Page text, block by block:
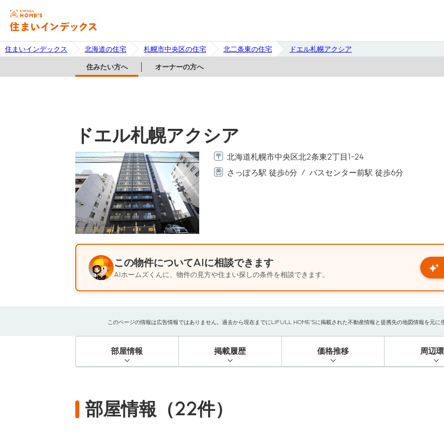
住まいインデックス 北海道の住宅 札幌市中央区の住宅 北二条東の住宅 ドエル札幌アクシア
住みたい方へ オーナーの方へ
ドエル札幌アクシア
北海道札幌市中央区北2条東2丁目1-24
さっぽろ駅 徒歩6分
バスセンター前駅 徒歩6分
この物件についてAIに相談できます
AIホームズくんに、物件の見方や住まい探しの条件を相談できます。
このページの情報は広告情報ではありません。過去から現在までにLIFULL HOME'Sに掲載された不動産情報と提携先の地図情報を元
部屋情報 掲載履歴 価格推移 周辺
部屋情報（22件）